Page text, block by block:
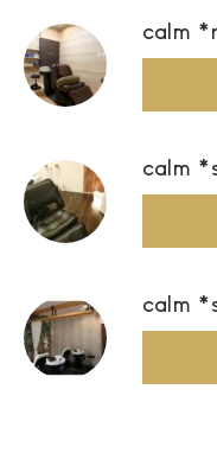
calm
calm
calm